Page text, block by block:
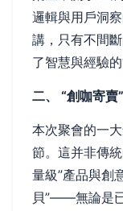
邏輯與用戶洞
講，只有不間
了智慧與經驗的
二、 “創咖寄
本次聚會的一
節。這并非傳
量級”產品與創
貝”——無論是